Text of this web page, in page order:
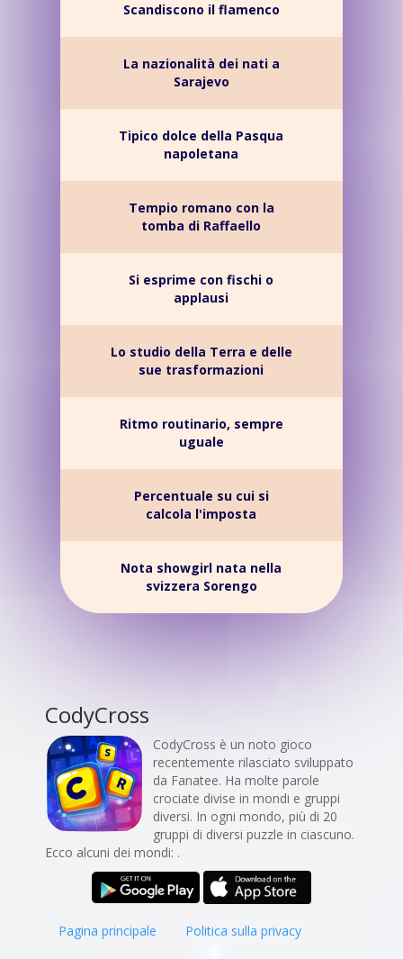
Scandiscono il flamenco
La nazionalità dei nati a
Sarajevo
Tipico dolce della Pasqua
napoletana
Tempio romano con la
tomba di Raffaello
Si esprime con fischi o
applausi
Lo studio della Terra e delle
sue trasformazioni
Ritmo routinario, sempre
uguale
Percentuale su cui si
calcola l'imposta
Nota showgirl nata nella
svizzera Sorengo
CodyCross
CodyCross è un noto gioco
recentemente rilasciato sviluppato
da Fanatee. Ha molte parole
crociate divise in mondi e gruppi
diversi. In ogni mondo, più di 20
gruppi di diversi puzzle in ciascuno.
Ecco alcuni dei mondi: .
Pagina principale Politica sulla privacy